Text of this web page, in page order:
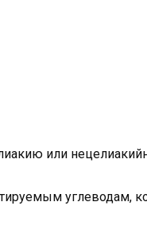
или
углеводам,